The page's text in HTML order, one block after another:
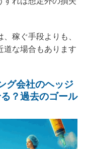
稼ぐ手段よりも、
道な場合もあります
グ会社のヘッジ
？過去のゴール